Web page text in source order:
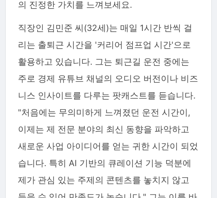
의 진정한 가치를 느껴보세요.
직장인 김민준 씨(32세)는 매일 1시간 반씩 걸
리는 출퇴근 시간을 '커리어 점프업 시간'으로
활용하고 있습니다. 그는 퇴근길 운전 중에는
주로 경제 유튜브 채널의 오디오 버전이나 비즈
니스 인사이트를 다루는 팟캐스트를 듣습니다.
"처음에는 무의미하게 느껴졌던 운전 시간이,
이제는 제 전문 분야의 최신 동향을 파악하고
새로운 사업 아이디어를 얻는 귀한 시간이 되었
습니다. 특히 AI 기반의 큐레이션 기능 덕분에
제가 관심 있는 주제의 콘텐츠를 놓치지 않고